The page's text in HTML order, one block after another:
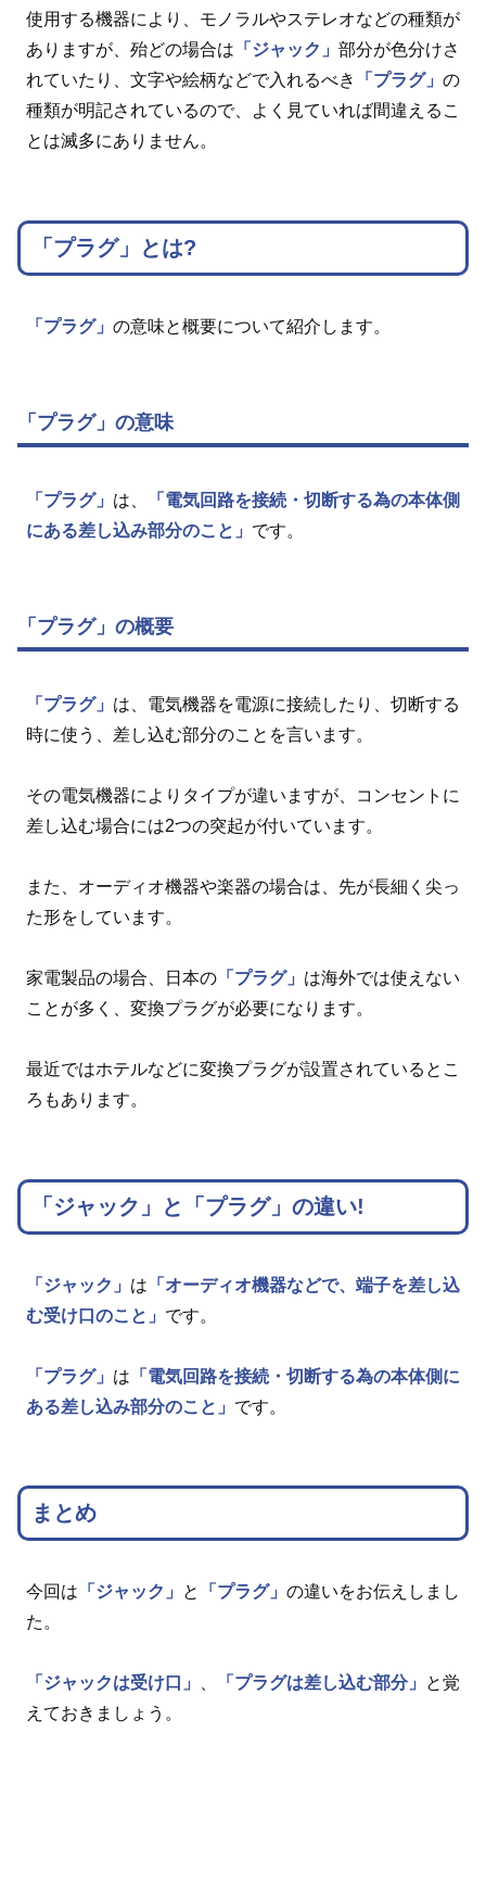
使用する機器により、モノラルやステレオなどの種類が
ありますが、殆どの場合は 「ジャック」 部分が色分けさ
れていたり、文字や絵柄などで入れるべき
「プラグ」 の
種類が明記されているので、よく見ていれば間違えるこ
とは滅多にありません。
「プラグ」とは?
「プラグ」 の意味と概要について紹介します。
「プラグ」の意味
「プラグ」 は、
「電気回路を接続・切断する為の本体側
にある差し込み部分のこと」 です。
「プラグ」の概要
「プラグ」 は、電気機器を電源に接続したり、切断する
時に使う、差し込む部分のことを言います。
その電気機器によりタイプが違いますが、コンセントに
差し込む場合には2つの突起が付いています。
また、オーディオ機器や楽器の場合は、先が長細く尖っ
た形をしています。
家電製品の場合、日本の 「プラグ」 は海外では使えない
ことが多く、変換プラグが必要になります。
最近ではホテルなどに変換プラグが設置されているとこ
ろもあります。
「ジャック」と「プラグ」の違い!
「ジャック」 は 「オーディオ機器などで、端子を差し込
む受け口のこと」 です。
「プラグ」 は 「電気回路を接続・切断する為の本体側に
ある差し込み部分のこと」 です。
まとめ
今回は 「ジャック」 と 「プラグ」 の違いをお伝えしまし
た。
「ジャックは受け口」 「プラグは差し込む部分」
と覚
えておきましょう。